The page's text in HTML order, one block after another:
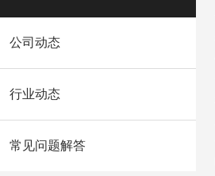
公司动态
行业动态
常见问题解答